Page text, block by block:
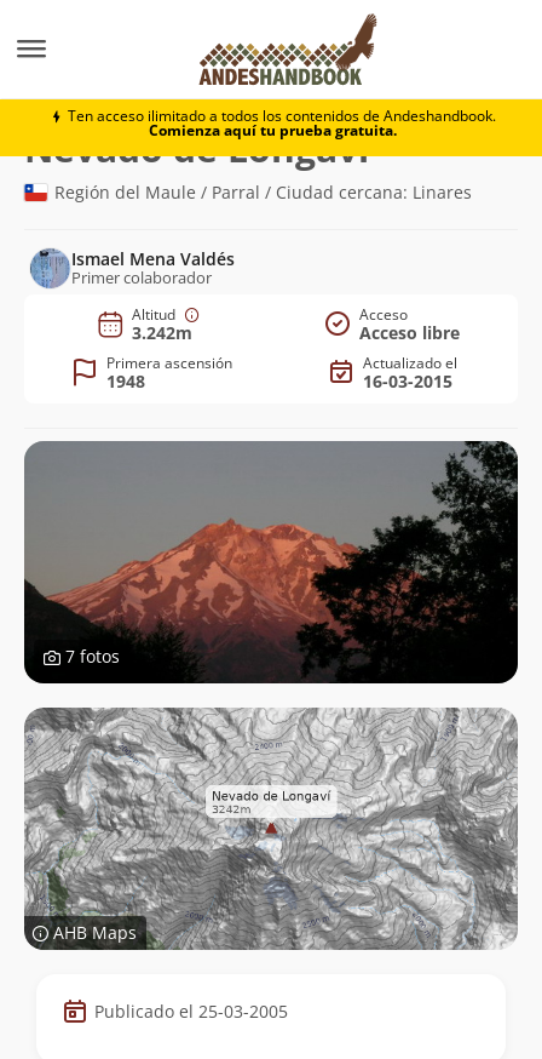
Ten acceso ilimitado a todos los contenidos de Andeshandbook.
Comienza aquí tu prueba gratuita.
Nevado de Longaví
Nevado de Longaví(3.242m)
Región del Maule / Parral / Ciudad cercana: Linares
Ismael Mena Valdés
Primer colaborador
Altitud
3.242m
Acceso
Acceso libre
Primera ascensión
1948
Actualizado el
16-03-2015
7 fotos
AHB Maps
Datos
de
Publicado el 25-03-2005